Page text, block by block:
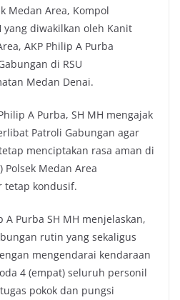
Medan Area, Kompol
yang diwakilkan oleh Kanit
AKP Philip A Purba
di RSU
Medan Denai.
A Purba, SH MH mengajak
Patroli Gabungan agar
menciptakan rasa aman di
Medan Area
tetap kondusif.
A Purba SH MH menjelaskan,
rutin yang sekaligus
mengendarai kendaraan
4 (empat) seluruh personil
pokok dan pungsi